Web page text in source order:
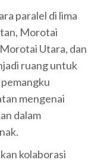
paralel di lima
Morotai
Utara, dan
ruang untuk
mengenai
dalam
kolaborasi